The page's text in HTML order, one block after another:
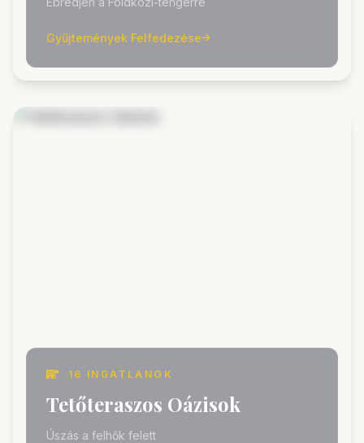
Gyűjtemények Felfedezése
16 INGATLANOK
Tetőteraszos Oázisok
Úszás a felhők felett